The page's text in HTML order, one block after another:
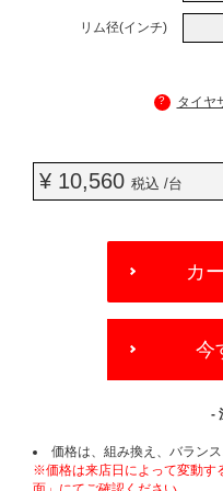
リム径(インチ)
? タイヤ
¥ 10,560 税込 /台
OPTIONS
カ
今
-
価格は、組み換え、バラン
※価格は来店日によって変動す